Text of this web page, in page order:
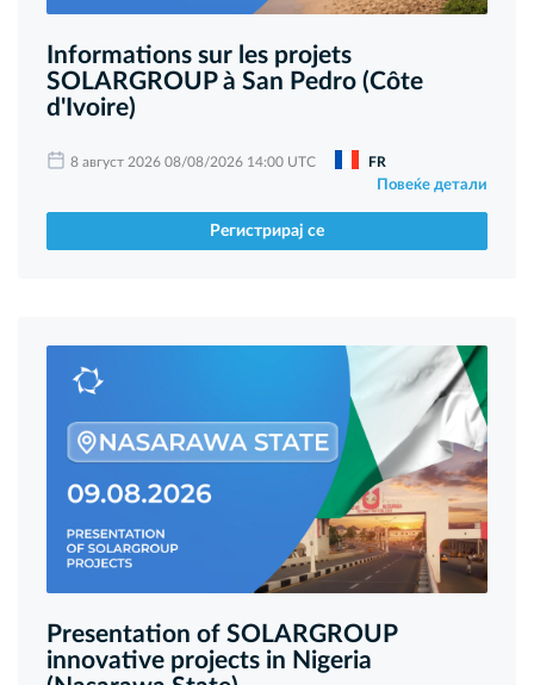
Informations sur les projets
SOLARGROUP à San Pedro (Côte
d'Ivoire)
8 август 2026 08/08/2026 14:00 UTC FR
Повеќе детали
Регистрирај се
Presentation of SOLARGROUP
innovative projects in Nigeria